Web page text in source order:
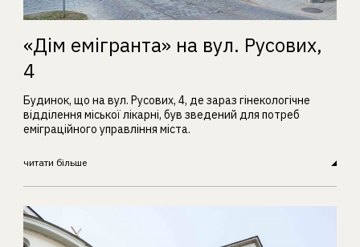
«Дім емігранта» на вул. Русових,
4
Будинок, що на вул. Русових, 4, де зараз гінекологічне
відділення міської лікарні, був зведений для потреб
еміграційного управління міста.
читати більше